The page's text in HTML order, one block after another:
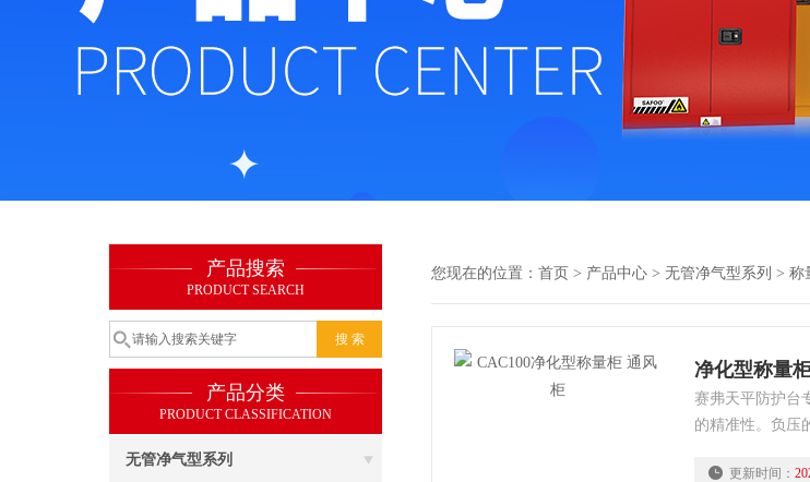
产品搜索
PRODUCT SEARCH
产品分类
PRODUCT CLASSIFICATION
无管净气型系列
您现在的位置： 首页 > 产品中心 > 无管净气型系列 > 称
净化型称量
赛弗天平防护台
的精准性。负压
更新时间：